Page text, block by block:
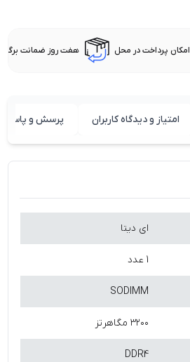
امکان پرداخت در محل هفت روز ضمانت
امتیاز و دیدگاه کاربران پرسش و پاسخ
ای دیتا
1 عدد
SODIMM
۳۲۰۰ مگاهرتز
DDR4